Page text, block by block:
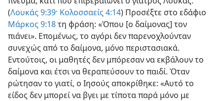
(Λουκάς 9:39· Κολοσσαείς 4:14) Προσέξτε στο εδάφιο
Μάρκος 9:18τη φράση: «Όπου [ο δαίμονας] τον
πιάνει». Επομένως, το αγόρι δεν παρενοχλούνταν
συνεχώς από το δαίμονα, μόνο περιστασιακά.
Εντούτοις, οι μαθητές δεν μπόρεσαν να εκβάλουν το
δαίμονα και έτσι να θεραπεύσουν το παιδί. Όταν
ρώτησαν το γιατί, ο Ιησούς αποκρίθηκε: «Αυτό το
είδος δεν μπορεί να βγει με τίποτα παρά μόνο με